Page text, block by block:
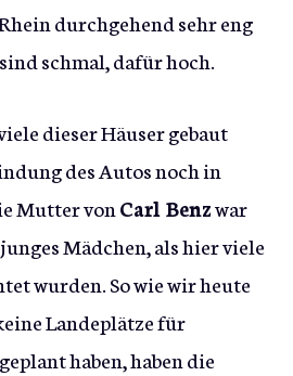
durchgehend sehr eng
schmal, dafür hoch.
dieser Häuser gebaut
des Autos noch in
Mutter von Carl Benzwar
Mädchen, als hier viele
wurden. So wie wir heute
Landeplätze für
haben, haben die